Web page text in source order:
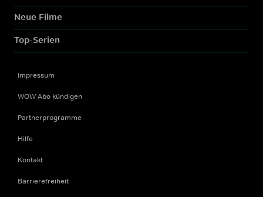
Neue Filme
Top-Serien
Impressum
WOW Abo kündigen
Partnerprogramme
Hilfe
Kontakt
Barrierefreiheit